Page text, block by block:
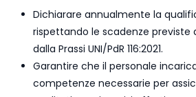
Dichiarare annualmente la
rispettando le scadenze previste
dalla Prassi UNI/PdR 116:2021.
Garantire che il personale
competenze necessarie per